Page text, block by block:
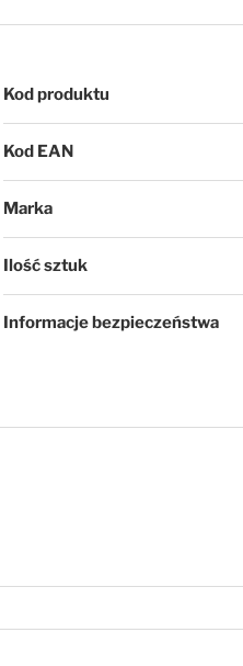
Więcej informacji
Kod produktu
Kod EAN
Marka
Ilość sztuk
Informacje bezpieczeństwa